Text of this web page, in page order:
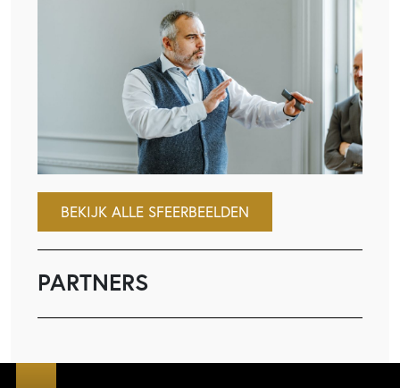
BEKIJK ALLE SFEERBEELDEN
PARTNERS